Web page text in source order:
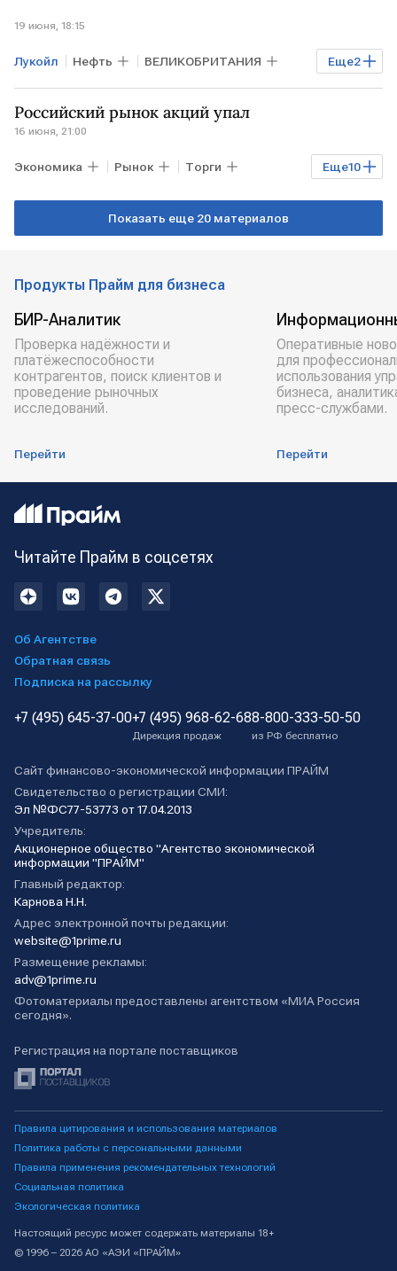
19 июня, 18:15
Еще2
Лукойл Нефть ВЕЛИКОБРИТАНИЯ
РФ Роснефть
Российский рынок акций упал
16 июня, 21:00
Еще10
Экономика Рынок Торги
Индексы США ВАШИНГТОН
"БКС Мир инвестиций"
Мнения аналитиков
Показать еще 20 материалов
Продукты Прайм для бизнеса
БИР-Аналитик
Проверка надёжности и
платёжеспособности
контрагентов, поиск клиентов и
проведение рыночных
исследований.
Перейти
Оперативные
для
использования
бизнеса,
пресс-службами.
Перейти
Читайте Прайм в соцсетях
Об Агентстве
Обратная связь
Подписка на рассылку
+7 (495) 645-37-00+7 (495) 968-62-68
Дирекция продаж
8-800-333-50-50
из РФ бесплатно
Сайт финансово-экономической информации ПРАЙМ
Свидетельство о регистрации СМИ:
Эл №ФС77-53773 от 17.04.2013
Учредитель:
Акционерное общество "Агентство экономической
информации "ПРАЙМ"
Главный редактор:
Карнова Н.Н.
Адрес электронной почты редакции:
website@1prime.ru
Размещение рекламы:
adv@1prime.ru
Фотоматериалы предоставлены агентством «МИА Россия
сегодня».
Регистрация на портале поставщиков
Правила цитирования и использования материалов
Политика работы с персональными данными
Правила применения рекомендательных технологий
Социальная политика
Экологическая политика
Настоящий ресурс может содержать материалы 18+
© 1996 – 2026 АО «АЭИ «ПРАЙМ»